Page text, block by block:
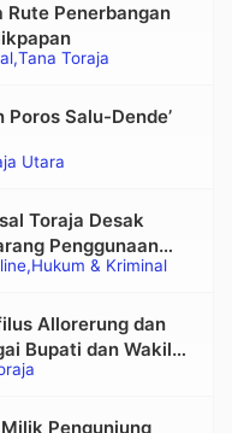
Tana Toraja
Rute Penerbangan
Utara
Poros Salu-Dende’
Hukum & Kriminal
Toraja Desak
Penggunaan
Rumah Adat
Allorerung dan
Bupati dan Wakil
Pengunjung